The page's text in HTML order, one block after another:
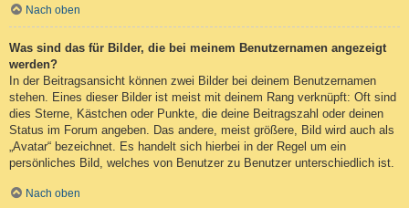
Nach oben
Was sind das für Bilder, die bei meinem Benutzernamen angezeigt
werden?
In der Beitragsansicht können zwei Bilder bei deinem Benutzernamen
stehen. Eines dieser Bilder ist meist mit deinem Rang verknüpft: Oft sind
dies Sterne, Kästchen oder Punkte, die deine Beitragszahl oder deinen
Status im Forum angeben. Das andere, meist größere, Bild wird auch als
„Avatar“ bezeichnet. Es handelt sich hierbei in der Regel um ein
persönliches Bild, welches von Benutzer zu Benutzer unterschiedlich ist.
Nach oben